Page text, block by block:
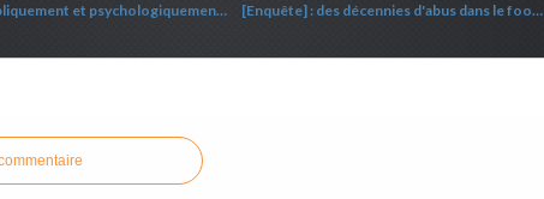
Comment reconnaître bibliquement et psychologiquement ce que Dieu n’a jamais déclaré ? [Enquête] : des décennies d'abus dans le football en RDC (MIS A JOUR)